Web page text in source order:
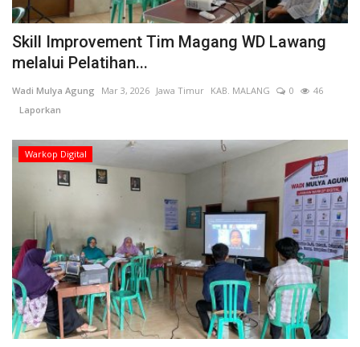
Skill Improvement Tim Magang WD Lawang
melalui Pelatihan...
Wadi Mulya Agung Mar 3, 2026 Jawa Timur KAB. MALANG 0
46
Laporkan
Warkop Digital